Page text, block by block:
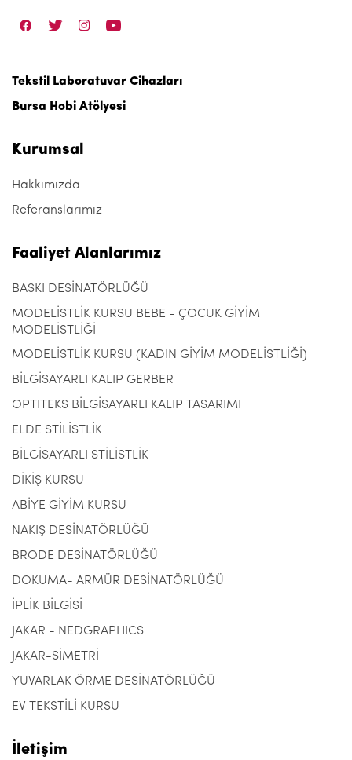
Tekstil Laboratuvar Cihazları
Bursa Hobi Atölyesi
Kurumsal
Hakkımızda
Referanslarımız
Faaliyet Alanlarımız
BASKI DESİNATÖRLÜĞÜ
MODELİSTLİK KURSU BEBE - ÇOCUK GİYİM
MODELİSTLİĞİ
MODELİSTLİK KURSU (KADIN GİYİM MODELİSTLİĞİ)
BİLGİSAYARLI KALIP GERBER
OPTITEKS BİLGİSAYARLI KALIP TASARIMI
ELDE STİLİSTLİK
BİLGİSAYARLI STİLİSTLİK
DİKİŞ KURSU
ABİYE GİYİM KURSU
NAKIŞ DESİNATÖRLÜĞÜ
BRODE DESİNATÖRLÜĞÜ
DOKUMA- ARMÜR DESİNATÖRLÜĞÜ
İPLİK BİLGİSİ
JAKAR - NEDGRAPHICS
JAKAR-SİMETRİ
YUVARLAK ÖRME DESİNATÖRLÜĞÜ
EV TEKSTİLİ KURSU
İletişim